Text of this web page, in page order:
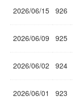
2026/06/15 926
2026/06/09 925
2026/06/02 924
2026/06/01 923